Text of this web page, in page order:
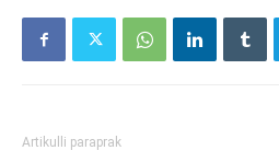
Artikulli paraprak